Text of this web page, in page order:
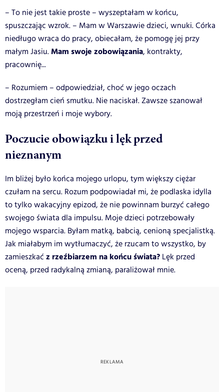
– To nie jest takie proste – wyszeptałam w końcu,
spuszczając wzrok. – Mam w Warszawie dzieci, wnuki. Córka
niedługo wraca do pracy, obiecałam, że pomogę jej przy
małym Jasiu.Mam swoje zobowiązania, kontrakty,
pracownię...
– Rozumiem – odpowiedział, choć w jego oczach
dostrzegłam cień smutku. Nie naciskał. Zawsze szanował
moją przestrzeń i moje wybory.
Poczucie obowiązku i lęk przed
nieznanym
Im bliżej było końca mojego urlopu, tym większy ciężar
czułam na sercu. Rozum podpowiadał mi, że podlaska idylla
to tylko wakacyjny epizod, że nie powinnam burzyć całego
swojego świata dla impulsu. Moje dzieci potrzebowały
mojego wsparcia. Byłam matką, babcią, cenioną specjalistką.
Jak miałabym im wytłumaczyć, że rzucam to wszystko, by
zamieszkać z rzeźbiarzem na końcu świata? Lęk przed
oceną, przed radykalną zmianą, paraliżował mnie.